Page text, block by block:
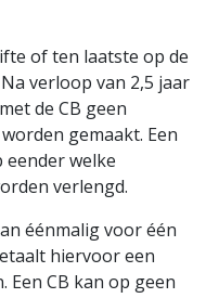
of ten laatste op de
verloop van 2,5 jaar
de CB geen
gemaakt. Een
eender welke
verlengd.
éénmalig voor één
hiervoor een
CB kan op geen